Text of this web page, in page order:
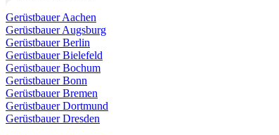
Gerüstbauer Aachen
Gerüstbauer Augsburg
Gerüstbauer Berlin
Gerüstbauer Bielefeld
Gerüstbauer Bochum
Gerüstbauer Bonn
Gerüstbauer Bremen
Gerüstbauer Dortmund
Gerüstbauer Dresden